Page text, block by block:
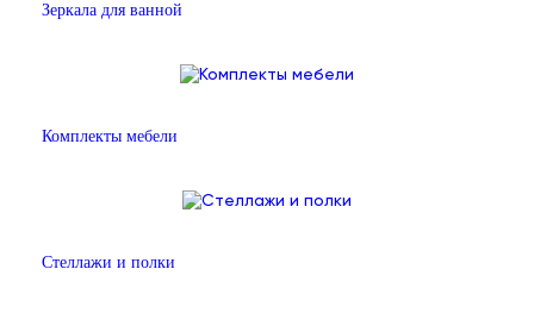
Зеркала для ванной
Комплекты мебели
Стеллажи и полки